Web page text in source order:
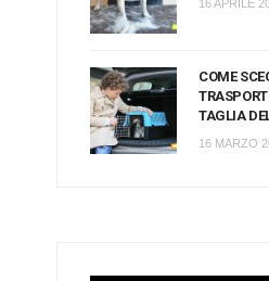
16 APRILE
COME
TAGLIA
16 MARZO